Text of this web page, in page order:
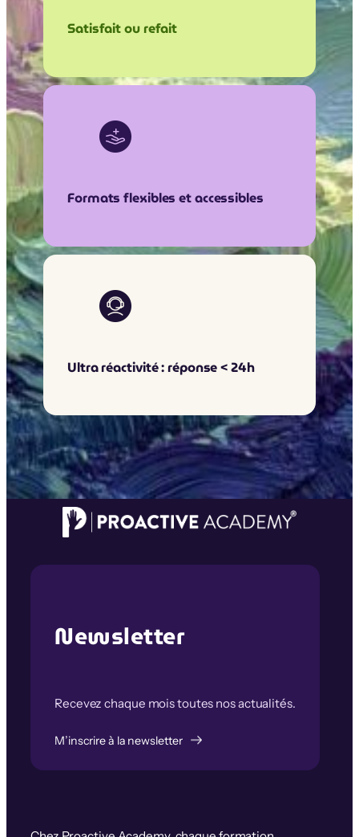
Satisfait ou refait
Formats flexibles et accessibles
Ultra réactivité : réponse < 24h
Newsletter
Recevez chaque mois toutes nos actualités.
M’inscrire à la newsletter